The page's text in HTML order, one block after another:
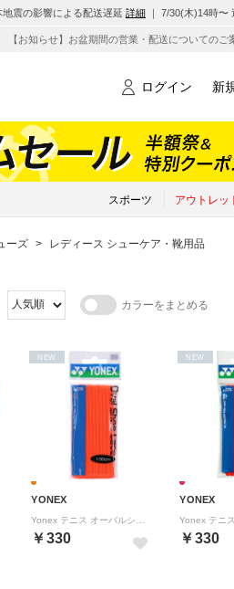
地震の影響による配送遅延 詳細 ｜ 7/30(木)14時〜
【お知らせ】お盆期間の営業・配送についてのご
ログイン 新
スポーツ アウトレッ
ーズ > レディース シューケア・靴用品
カラーをまとめる
YONEX
￥330
NEW
YONEX
￥330
NEW